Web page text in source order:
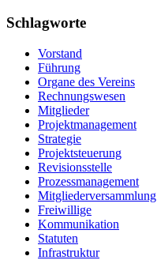
Schlagworte
Vorstand
Führung
Organe des Vereins
Rechnungswesen
Mitglieder
Projektmanagement
Strategie
Projektsteuerung
Revisionsstelle
Prozessmanagement
Mitgliederversammlung
Freiwillige
Kommunikation
Statuten
Infrastruktur